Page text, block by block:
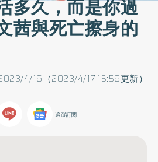
多久，而是你過
茜與死亡擦身的
4/16（2023/4/17 15:56更新）
追蹤訂閱